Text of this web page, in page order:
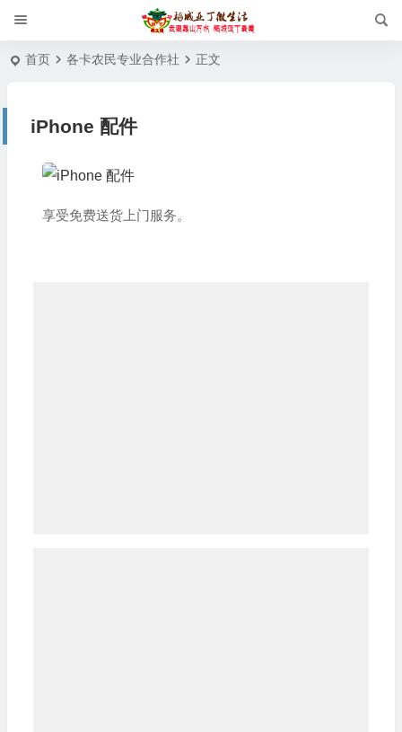
首页 各卡农民专业合作社 正文
iPhone 配件
享受免费送货上门服务。